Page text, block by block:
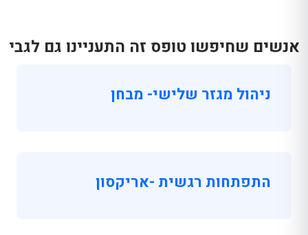
אנשים שחיפשו טופס זה התעניינו גם לגבי
ניהול מגזר שלישי- מבחן
התפתחות רגשית -אריקסון